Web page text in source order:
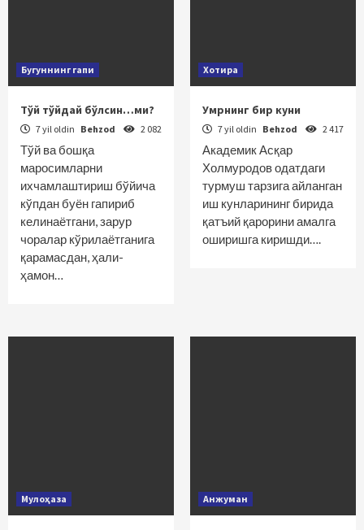
Бугуннинг гапи
Тўй тўйдай бўлсин…ми?
7 yil oldin Behzod 2 082
Тўй ва бошқа
маросимларни
ихчамлаштириш бўйича
кўпдан буён гапириб
келинаётгани, зарур
чоралар кўрилаётганига
қарамасдан, ҳали-
ҳамон…
Хотира
Умрнинг бир куни
7 yil oldin Behzod 2 417
Академик Асқар
Холмуродов одатдаги
турмуш тарзига айланган
иш кунларининг бирида
қатъий қарорини амалга
оширишга киришди….
Мулоҳаза Анжуман